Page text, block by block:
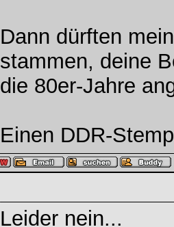
Dann dürften
stammen, deine
die 80er-Jahre
Einen DDR-
Leider nein...